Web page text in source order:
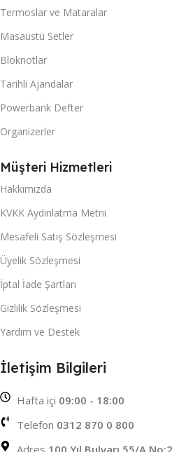
Termoslar ve Mataralar
Masaüstü Setler
Bloknotlar
Tarihli Ajandalar
Powerbank Defter
Organizerler
Müşteri Hizmetleri
Hakkımızda
KVKK Aydınlatma Metni
Mesafeli Satış Sözleşmesi
Üyelik Sözleşmesi
İptal İade Şartları
Gizlilik Sözleşmesi
Yardım ve Destek
İletişim Bilgileri
Hafta içi 09:00 - 18:00
Telefon 0312 870 0 800